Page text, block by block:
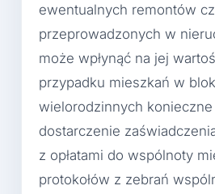
ewentualnych remontów
przeprowadzonych w
może wpłynąć na jej
przypadku mieszkań w
wielorodzinnych
dostarczenie
z opłatami do wspólnoty
protokołów z zebrań